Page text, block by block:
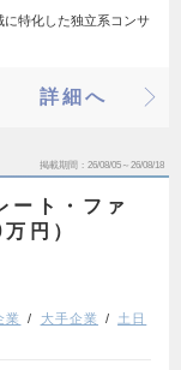
に特化した独立系コンサ
詳細へ
掲載期間 26/08/05～26/08/18
ート・ファ
円）
業 大手企業
土日